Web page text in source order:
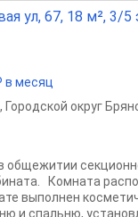
ул, 67, 18 м², 3/5
в месяц
, Городской округ
Комната
выполнен
и спальню,